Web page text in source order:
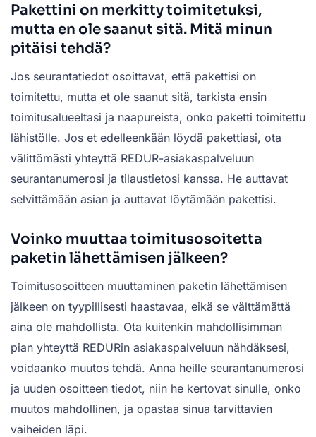
Pakettini on merkitty toimitetuksi,
mutta en ole saanut sitä. Mitä minun
pitäisi tehdä?
Jos seurantatiedot osoittavat, että pakettisi on
toimitettu, mutta et ole saanut sitä, tarkista ensin
toimitusalueeltasi ja naapureista, onko paketti toimitettu
lähistölle. Jos et edelleenkään löydä pakettiasi, ota
välittömästi yhteyttä REDUR-asiakaspalveluun
seurantanumerosi ja tilaustietosi kanssa. He auttavat
selvittämään asian ja auttavat löytämään pakettisi.
Voinko muuttaa toimitusosoitetta
paketin lähettämisen jälkeen?
Toimitusosoitteen muuttaminen paketin lähettämisen
jälkeen on tyypillisesti haastavaa, eikä se välttämättä
aina ole mahdollista. Ota kuitenkin mahdollisimman
pian yhteyttä REDURin asiakaspalveluun nähdäksesi,
voidaanko muutos tehdä. Anna heille seurantanumerosi
ja uuden osoitteen tiedot, niin he kertovat sinulle, onko
muutos mahdollinen, ja opastaa sinua tarvittavien
vaiheiden läpi.